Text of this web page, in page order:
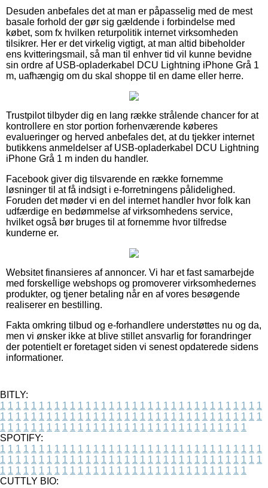
Desuden anbefales det at man er påpasselig med de mest
basale forhold der gør sig gældende i forbindelse med
købet, som fx hvilken returpolitik internet virksomheden
tilsikrer. Her er det virkelig vigtigt, at man altid bibeholder
ens kvitteringsmail, så man til enhver tid vil kunne bevidne
sin ordre af USB-opladerkabel DCU Lightning iPhone Grå 1
m, uafhængig om du skal shoppe til en dame eller herre.
Trustpilot tilbyder dig en lang række strålende chancer for at
kontrollere en stor portion forhenværende køberes
evalueringer og herved anbefales det, at du tjekker internet
butikkens anmeldelser af USB-opladerkabel DCU Lightning
iPhone Grå 1 m inden du handler.
Facebook giver dig tilsvarende en række fornemme
løsninger til at få indsigt i e-forretningens pålidelighed.
Foruden det møder vi en del internet handler hvor folk kan
udfærdige en bedømmelse af virksomhedens service,
hvilket også bør bruges til at fornemme hvor tilfredse
kunderne er.
Websitet finansieres af annoncer. Vi har et fast samarbejde
med forskellige webshops og promoverer virksomhedernes
produkter, og tjener betaling når en af vores besøgende
realiserer en bestilling.
Fakta omkring tilbud og e-forhandlere understøttes nu og da,
men vi ønsker ikke at blive stillet ansvarlig for forandringer
der potentielt er foretaget siden vi senest opdaterede sidens
informationer.
BITLY:
1 1 1 1 1 1 1 1 1 1 1 1 1 1 1 1 1 1 1 1 1 1 1 1 1 1 1 1 1 1 1 1 1 1
1 1 1 1 1 1 1 1 1 1 1 1 1 1 1 1 1 1 1 1 1 1 1 1 1 1 1 1 1 1 1 1 1 1
1 1 1 1 1 1 1 1 1 1 1 1 1 1 1 1 1 1 1 1 1 1 1 1 1 1 1 1 1 1 1 1
SPOTIFY:
1 1 1 1 1 1 1 1 1 1 1 1 1 1 1 1 1 1 1 1 1 1 1 1 1 1 1 1 1 1 1 1 1 1
1 1 1 1 1 1 1 1 1 1 1 1 1 1 1 1 1 1 1 1 1 1 1 1 1 1 1 1 1 1 1 1 1 1
1 1 1 1 1 1 1 1 1 1 1 1 1 1 1 1 1 1 1 1 1 1 1 1 1 1 1 1 1 1 1 1
CUTTLY BIO: